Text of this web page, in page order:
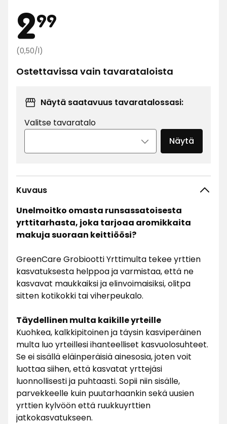
Hinta
299
€
(0,50/l)
0,50
Ostettavissa vain tavarataloista
Näytä saatavuus tavaratalossasi:
Valitse tavaratalo
Näytä
Kuvaus
Unelmoitko omasta runsassatoisesta
yrttitarhasta, joka tarjoaa aromikkaita
makuja suoraan keittiöösi?
GreenCare Grobiootti Yrttimulta tekee yrttien
kasvatuksesta helppoa ja varmistaa, että ne
kasvavat maukkaiksi ja elinvoimaisiksi, olitpa
sitten kotikokki tai viherpeukalo.
Täydellinen multa kaikille yrteille
Kuohkea, kalkkipitoinen ja täysin kasviperäinen
multa luo yrteillesi ihanteelliset kasvuolosuhteet.
Se ei sisällä eläinperäisiä ainesosia, joten voit
luottaa siihen, että kasvatat yrttejäsi
luonnollisesti ja puhtaasti. Sopii niin sisälle,
parvekkeelle kuin puutarhaankin sekä uusien
yrttien kylvöön että ruukkuyrttien
jatkokasvatukseen.